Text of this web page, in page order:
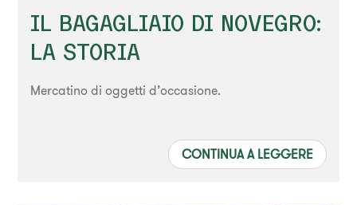
IL BAGAGLIAIO DI NOVEGRO:
LA STORIA
Mercatino di oggetti d’occasione.
CONTINUA A LEGGERE